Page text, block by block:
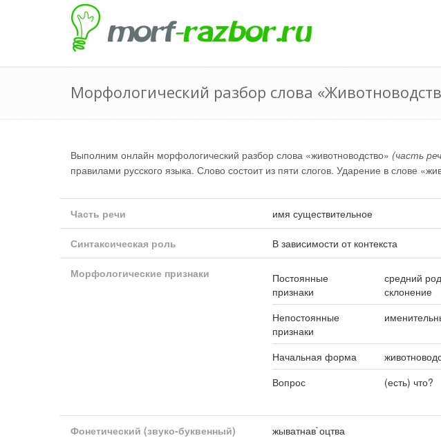
Морфологический разбор слова
Выполним онлайн морфологический разбор слова «животноводство» (часть
правилами русского языка. Слово состоит из пяти слогов. Ударение в слове
Часть речи имя существительное
Синтаксическая роль В зависимости от контекста
Морфологические признаки
Постоянные
признаки
средний
склонение
Непостоянные
признаки
Начальная форма
Вопрос
(есть) что?
Фонетический (звуко-буквенный)
жыватнав`оцтва